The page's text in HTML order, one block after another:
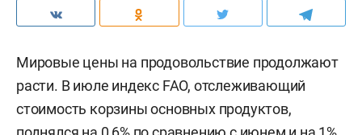
Мировые цены на продовольствие продолжают
расти. В июле индекс FAO, отслеживающий
стоимость корзины основных продуктов,